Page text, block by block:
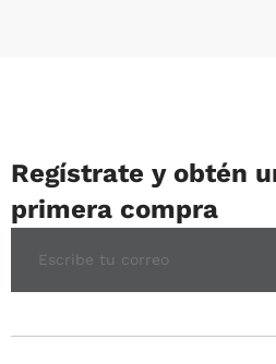
Regístrate y obtén
primera compra